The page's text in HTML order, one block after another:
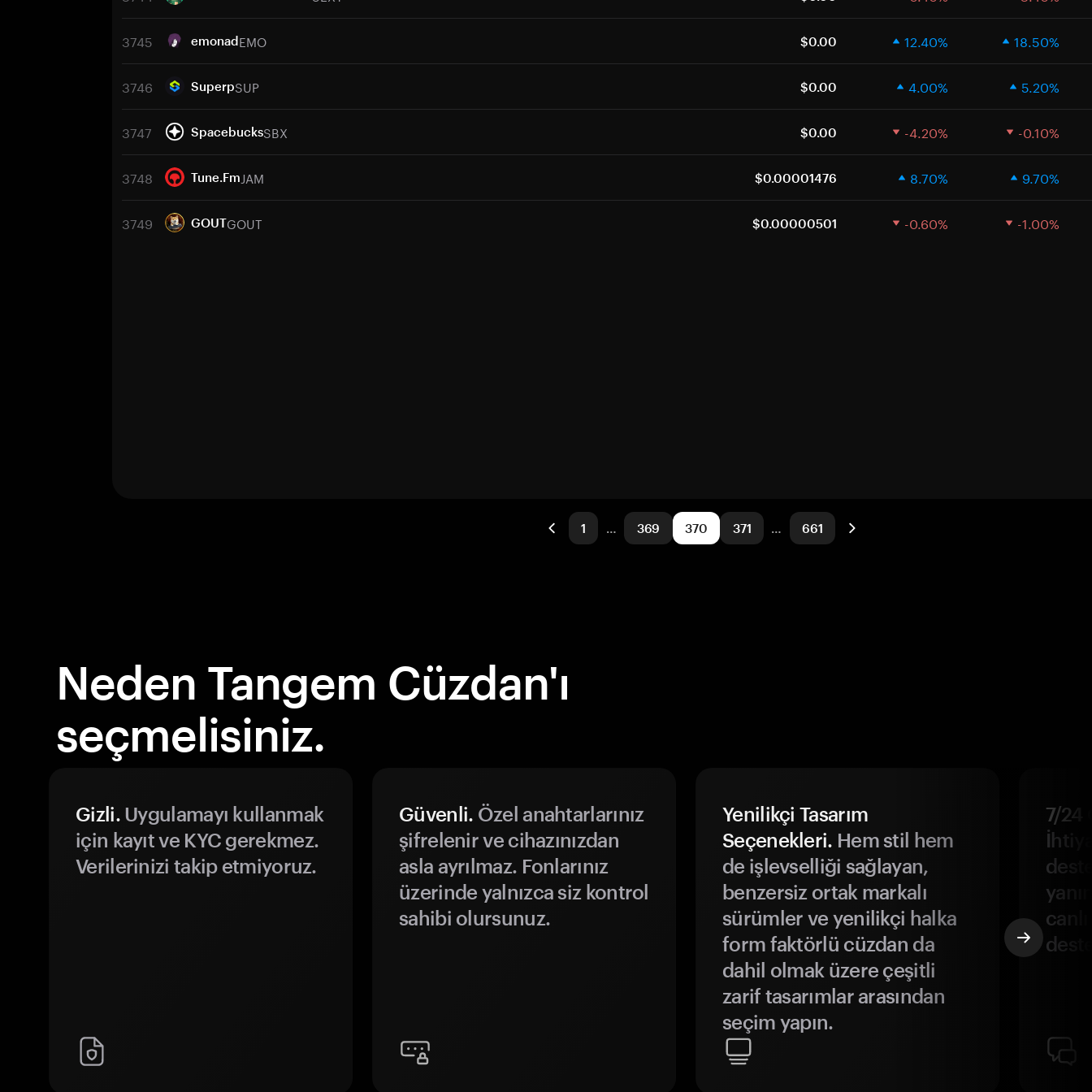
3745 emonadEMO $0.00 12.40% 18.50%
3746 SuperpSUP $0.00 4.00% 5.20%
3747 SpacebucksSBX $0.00 -4.20% -0.10%
3748 Tune.Fm JAM $0.00001476 8.70% 9.70%
3749 GOUTGOUT $0.00000501 -0.60% -1.00%
1 … 369 370 371 … 661
Neden Tangem Cüzdan'ı
seçmelisiniz.
Gizli.Uygulamayı kullanmak
için kayıt ve KYC gerekmez.
Verilerinizi takip etmiyoruz.
Güvenli. Özel anahtarlarınız
şifrelenir ve cihazınızdan
asla ayrılmaz. Fonlarınız
üzerinde yalnızca siz kontrol
sahibi olursunuz.
Yenilikçi Tasarım
Seçenekleri. Hem stil hem
de işlevselliği sağlayan,
benzersiz ortak markalı
sürümler ve yenilikçi halka
form faktörlü cüzdan da
dahil olmak üzere çeşitli
zarif tasarımlar arasından
seçim yapın.
7/24